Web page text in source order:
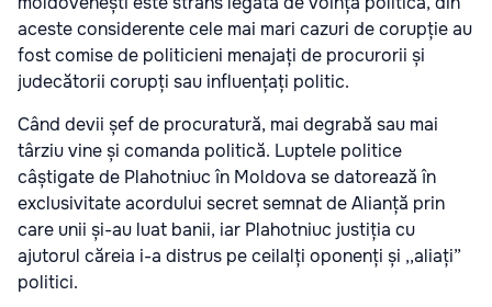
aceste considerente cele mai mari cazuri de corupție au
fost comise de politicieni menajați de procurorii și
judecătorii corupți sau influențați politic.
Când devii șef de procuratură, mai degrabă sau mai
târziu vine și comanda politică. Luptele politice
câștigate de Plahotniuc în Moldova se datorează în
exclusivitate acordului secret semnat de Alianță prin
care unii și-au luat banii, iar Plahotniuc justiția cu
ajutorul căreia i-a distrus pe ceilalți oponenți și ,,aliați”
politici.